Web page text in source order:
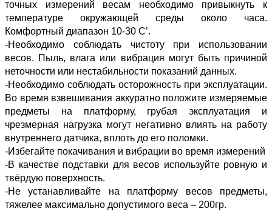
точных измерений весам необходимо привыкнуть к
температуре окружающей среды около часа.
Комфортный диапазон 10-30 С’.
-Необходимо соблюдать чистоту при использовании
весов. Пыль, влага или вибрация могут быть причиной
неточности или нестабильности показаний данных.
-Необходимо соблюдать осторожность при эксплуатации.
Во время взвешивания аккуратно положите измеряемые
предметы на платформу, грубая эксплуатация и
чрезмерная нагрузка могут негативно влиять на работу
внутреннего датчика, вплоть до его поломки.
-Избегайте покачивания и вибрации во время измерений
-В качестве подставки для весов используйте ровную и
твёрдую поверхность.
-Не устанавливайте на платформу весов предметы,
тяжелее максимально допустимого веса – 200гр.